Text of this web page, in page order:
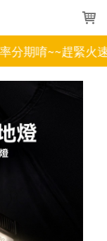
期唷~~趕緊火速